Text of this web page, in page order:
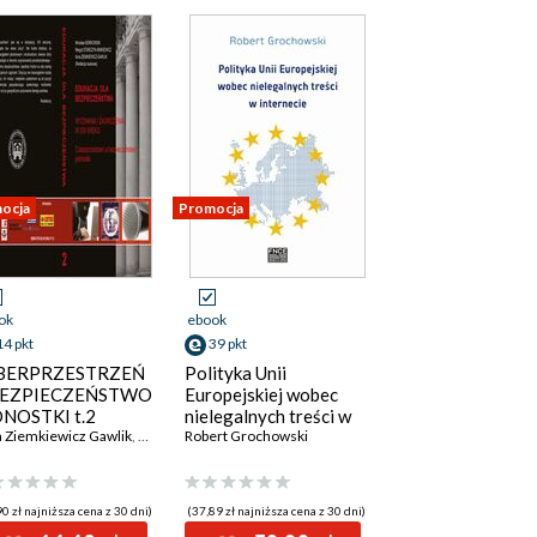
,Ilona Ziemkiewicz Gawlik
pkt
t.2
Ziemkiewicz Gawlik, Mirosław Borkowski,Margot Stańczyk Minkiewicz
zł najniższa cena z 30 dni)
Promocja
ebook
39 pkt
Polityka Unii
Europejskiej wobec
nielegalnych treści w
internecie
Robert Grochowski
(37,89 zł najniższa cena z 30 dni)